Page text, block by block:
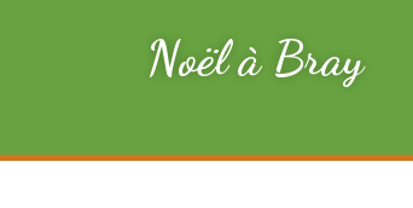
Noël à Bray